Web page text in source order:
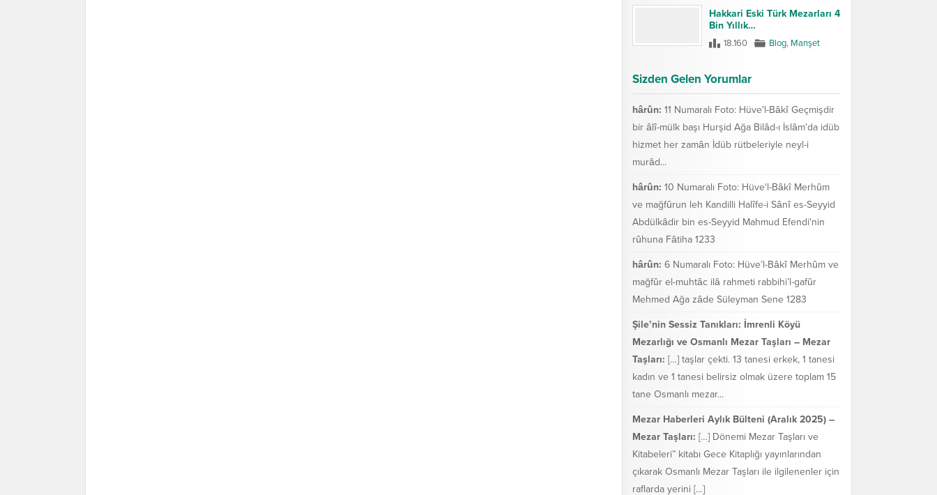
Hakkari Eski Türk Mezarları 4
Bin Yıllık…
18.160 Blog, Manşet
Sizden Gelen Yorumlar
hârûn: 11 Numaralı Foto: Hüve'l-Bâkî Geçmişdir
bir âlî-mülk başı Hurşid Ağa Bilâd-ı İslâm'da idüb
hizmet her zamân İdüb rütbeleriyle neyl-i
murâd...
hârûn: 10 Numaralı Foto: Hüve'l-Bâkî Merhûm
ve mağfûrun leh Kandilli Halîfe-i Sânî es-Seyyid
Abdülkâdir bin es-Seyyid Mahmud Efendi'nin
rûhuna Fâtiha 1233
hârûn: 6 Numaralı Foto: Hüve’l-Bâkî Merhûm ve
mağfûr el-muhtâc ilâ rahmeti rabbihi’l-gafûr
Mehmed Ağa zâde Süleyman Sene 1283
Şile’nin Sessiz Tanıkları: İmrenli Köyü
Mezarlığı ve Osmanlı Mezar Taşları – Mezar
Taşları: […] taşlar çekti. 13 tanesi erkek, 1 tanesi
kadın ve 1 tanesi belirsiz olmak üzere toplam 15
tane Osmanlı mezar...
Mezar Haberleri Aylık Bülteni (Aralık 2025) –
Mezar Taşları: […] Dönemi Mezar Taşları ve
Kitabeleri” kitabı Gece Kitaplığı yayınlarından
çıkarak Osmanlı Mezar Taşları ile ilgilenenler için
raflarda yerini […]